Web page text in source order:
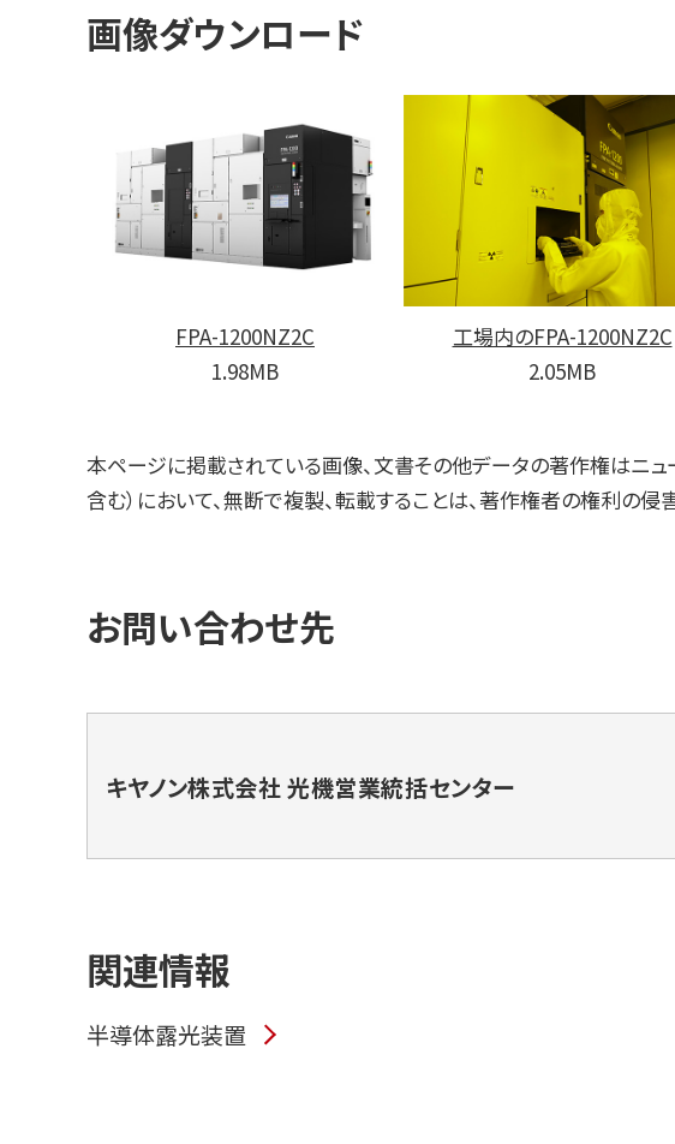
画像ダウンロード
FPA-1200NZ2C
1.98MB
工場内のFPA-1200NZ2C
2.05MB
本ページに掲載されている画像、文書その他データの著作権はニュ
含む）において、無断で複製、転載することは、著作権者の権利の侵
お問い合わせ先
キヤノン株式会社 光機営業統括センター
関連情報
半導体露光装置